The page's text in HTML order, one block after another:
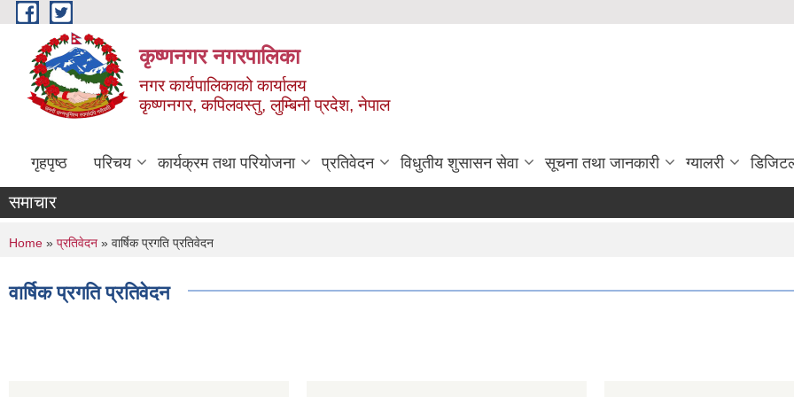
Skip to main content
कृष्णनगर नगरपालिका
नगर कार्यपालिकाको कार्यालय
कृष्णनगर, कपिलवस्तु, लुम्बिनी प्रदेश, नेपाल
गृहपृष्ठ परिचय कार्यक्रम तथा परियोजना प्रतिवेदन विधुतीय शुसासन सेवा सूचना तथा जानकारी ग्यालरी
समाचार
You are here
Home » प्रतिवेदन » वार्षिक प्रगति प्रतिवेदन
वार्षिक प्रगति प्रतिवेदन